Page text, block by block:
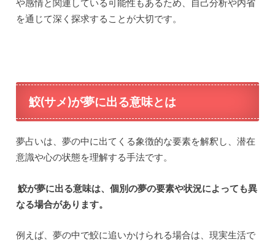
や感情と関連している可能性もあるため、自己分析や内省
を通じて深く探求することが大切です。
鮫(サメ)が夢に出る意味とは
夢占いは、夢の中に出てくる象徴的な要素を解釈し、潜在
意識や心の状態を理解する手法です。
鮫が夢に出る意味は、個別の夢の要素や状況によっても異
なる場合があります。
例えば、夢の中で鮫に追いかけられる場合は、現実生活で